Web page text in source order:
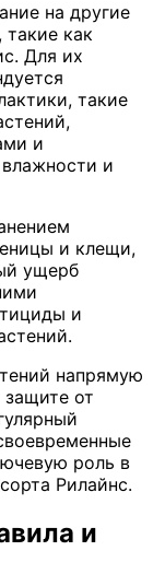
на другие
как
Для их
такие
и
и
и клещи,
ущерб
и
напрямую
защите от
роль в
Рилайнс.
и